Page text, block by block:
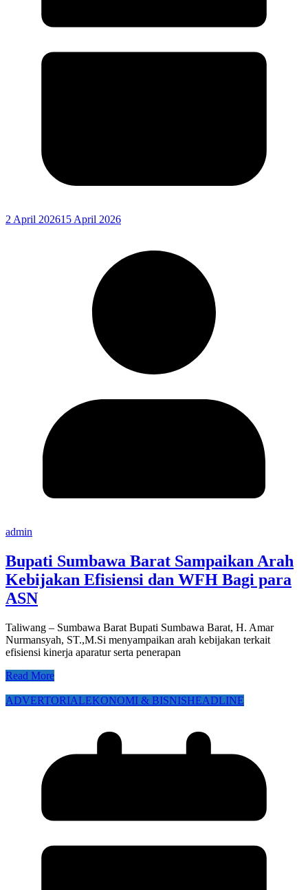
2 April 202615 April 2026
admin
Bupati Sumbawa Barat Sampaikan Arah
Kebijakan Efisiensi dan WFH Bagi para
ASN
Taliwang – Sumbawa Barat Bupati Sumbawa Barat, H. Amar
Nurmansyah, ST.,M.Si menyampaikan arah kebijakan terkait
efisiensi kinerja aparatur serta penerapan
Read More
ADVERTORIALEKONOMI & BISNISHEADLINE